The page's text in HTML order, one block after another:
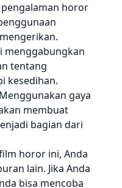
horor
menggabungkan
tentang
kesedihan.
gaya
membuat
bagian dari
horor ini, Anda
lain. Jika Anda
bisa mencoba